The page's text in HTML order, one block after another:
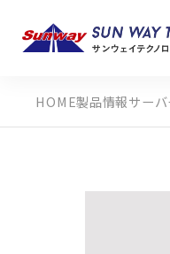
製品情報サー